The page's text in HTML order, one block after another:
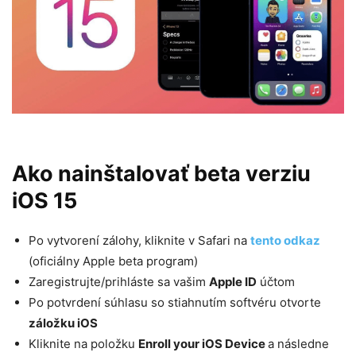
Ako nainštalovať beta verziu
iOS 15
Po vytvorení zálohy, kliknite v Safari na tento odkaz
(oficiálny Apple beta program)
Zaregistrujte/prihláste sa vašim Apple ID účtom
Po potvrdení súhlasu so stiahnutím softvéru otvorte
záložku iOS
Kliknite na položku Enroll your iOS Devicea následne